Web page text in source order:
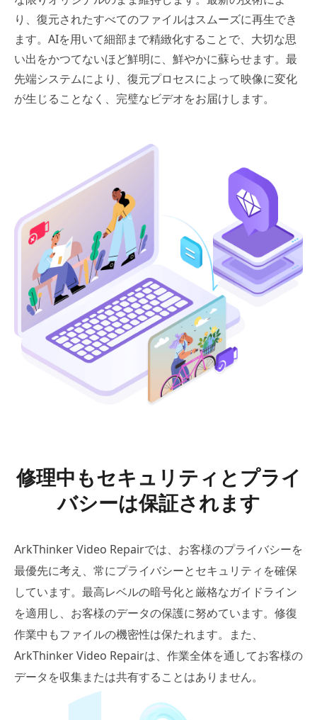
り、復元されたすべてのファイルはスムーズに再生でき
ます。AIを用いて細部まで精緻化することで、大切な思
い出をかつてないほど鮮明に、鮮やかに蘇らせます。最
先端システムにより、復元プロセスによって映像に変化
が生じることなく、完璧なビデオをお届けします。
修理中もセキュリティとプライ
バシーは保証されます
ArkThinker Video Repairでは、お客様のプライバシーを
最優先に考え、常にプライバシーとセキュリティを確保
しています。最高レベルの暗号化と厳格なガイドライン
を適用し、お客様のデータの保護に努めています。修復
作業中もファイルの機密性は保たれます。また、
ArkThinker Video Repairは、作業全体を通してお客様の
データを収集または共有することはありません。